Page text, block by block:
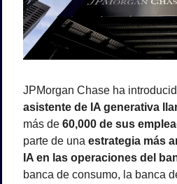
asistente de IA generativa
más de 60,000 de sus
parte de una estrategia más
IA en las operaciones del
banca de consumo, la banca